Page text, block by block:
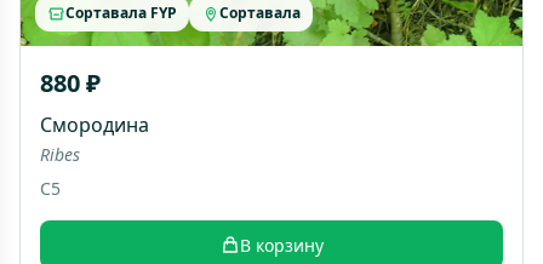
Сортавала FYP Сортавала
880 ₽
Смородина
Ribes
C5
В корзину